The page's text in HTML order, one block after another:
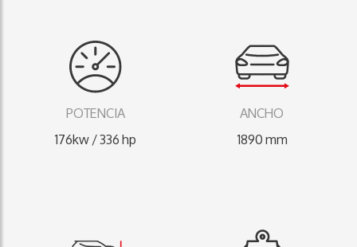
POTENCIA
176kw / 336 hp
ANCHO
1890 mm